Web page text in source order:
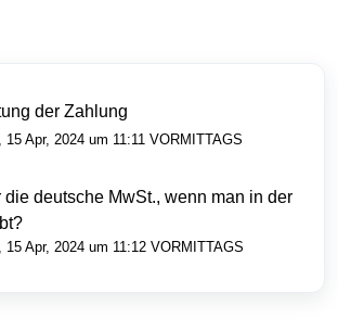
der Zahlung
Apr, 2024 um 11:11 VORMITTAGS
die deutsche MwSt., wenn man in der
15 Apr, 2024 um 11:12 VORMITTAGS